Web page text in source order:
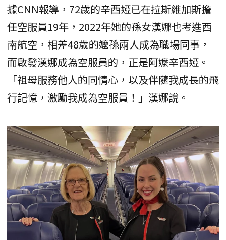
據CNN報導，72歲的辛西婭已在拉斯維加斯擔
任空服員19年，2022年她的孫女漢娜也考進西
南航空，相差48歲的嬤孫兩人成為職場同事，
而啟發漢娜成為空服員的，正是阿嬤辛西婭。
「祖母服務他人的同情心，以及伴隨我成長的飛
行記憶，激勵我成為空服員！」漢娜說。